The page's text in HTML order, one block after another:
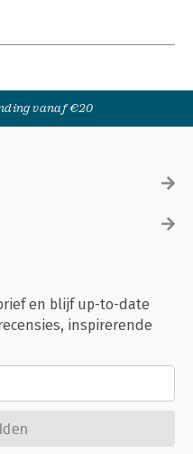
vanaf €20
en blijf up-to-date
inspirerende